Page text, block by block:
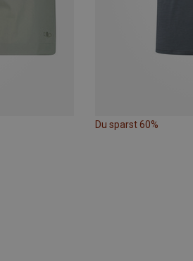
Du sparst 60%